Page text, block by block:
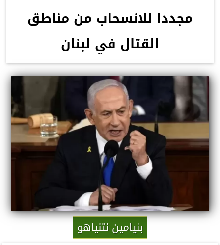
مجددا للانسحاب من مناطق
القتال في لبنان
بنيامين نتنياهو